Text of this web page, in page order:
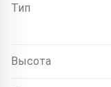
Тип
Высота